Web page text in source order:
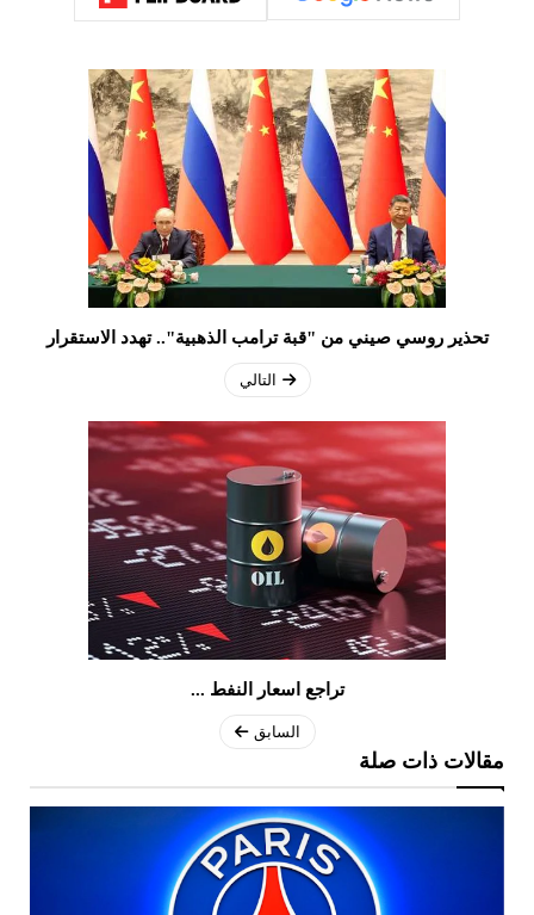
تحذير روسي صيني من "قبة ترامب الذهبية".. تهدد الاستقرار
التالي
تراجع اسعار النفط ...
السابق
مقالات ذات صلة